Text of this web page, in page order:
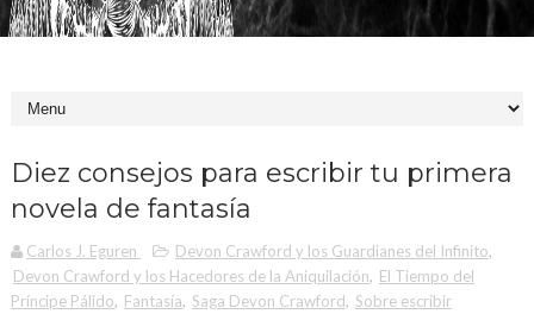
Diez consejos para escribir tu primera
novela de fantasía
Carlos J. Eguren Devon Crawford y los Guardianes del Infinito,
Devon Crawford y los Hacedores de la Aniquilación, El Tiempo del
Príncipe Pálido, Fantasía, Saga Devon Crawford, Sobre escribir